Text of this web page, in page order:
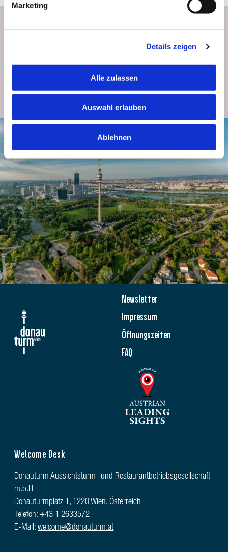
Marketing
Details zeigen
Alle zulassen
Auswahl erlauben
Ablehnen
Newsletter abonnieren
JETZT ANMELDEN
Newsletter
Impressum
Öffnungszeiten
FAQ
Welcome Desk
Donauturm Aussichtsturm- und Restaurantbetriebsgesellschaft
m.b.H
Donauturmplatz 1, 1220 Wien, Österreich
Telefon: +43 1 2633572
E-Mail:welcome@donauturm.at